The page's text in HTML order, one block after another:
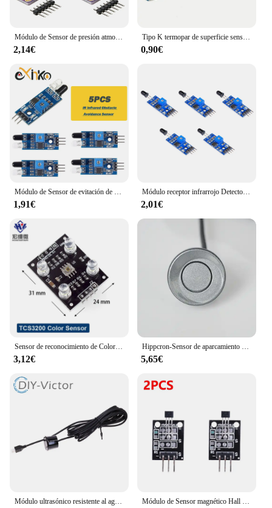
Módulo de Sensor de presión atmosférica de alta precisión, barómetro Digital de temperatura y humedad, 5 piezas, BMP280, 3,3 V, 5V
2,14€
Tipo K termopar de superficie sensor de temperatura 1m cable termopar sonda-20 ~ 500C
0,90€
Módulo de Sensor de evitación de obstáculos infrarrojo IR, 5/10 Uds., para Arduino Diy, Robot de coche inteligente, fotoeléctrico reflectante de 3 pines
1,91€
Módulo receptor infrarrojo Detector de fuego de 4 pines, 3,3 V-5V, Sensor de llama, sensibilidad, accesorios ajustables para Arduino, Kit DIY
2,01€
Sensor de reconocimiento de Color TCS230 TCS3200, accesorios de módulo de Sensor de Color para MCU DIY, entrada DC 3-5V
3,12€
Hippcron-Sensor de aparcamiento para coche, sonda de marcha atrás, Color negro, rojo, azul, dorado, gris, plateado, champán, dorado/blanco, 22mm, 4 piezas
5,65€
Módulo ultrasónico resistente al agua, sensor transductor integrado de medición a distancia para arduino, JSN-SR04T / AJ-SR04M Módulo de Sensor magnético Hall estándar, 1-10 piezas, KY-003, A3144, funciona con placa Arduino, módulo de Sensor magnético de efecto Hall para Arduino